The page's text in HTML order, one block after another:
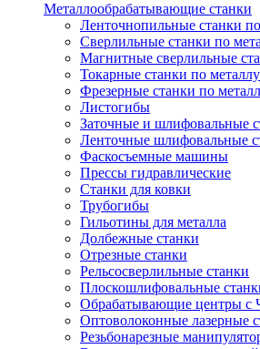
Металлообрабатывающие станки
Ленточнопильные станки
Сверлильные станки по
Магнитные сверлильные
Токарные станки по металлу
Фрезерные станки по
Листогибы
Заточные и шлифовальные
Ленточные шлифовальные
Фаскосъемные машины
Прессы гидравлические
Станки для ковки
Трубогибы
Гильотины для металла
Долбежные станки
Отрезные станки
Рельсосверлильные станки
Плоскошлифовальные
Обрабатывающие центры
Оптоволоконные лазерные
Резьбонарезные